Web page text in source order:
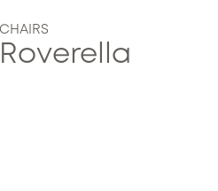
CHAIRS
Roverella